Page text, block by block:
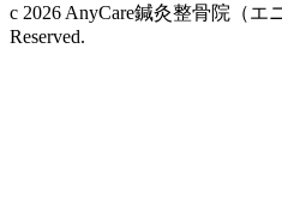
c 2026 AnyCare鍼灸整骨院（
Reserved.